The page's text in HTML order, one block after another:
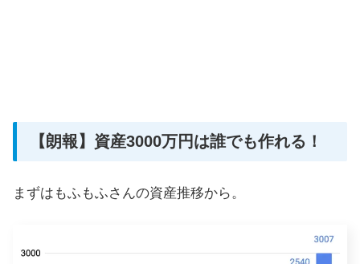
【朗報】資産3000万円は誰でも作れる！
まずはもふもふさんの資産推移から。